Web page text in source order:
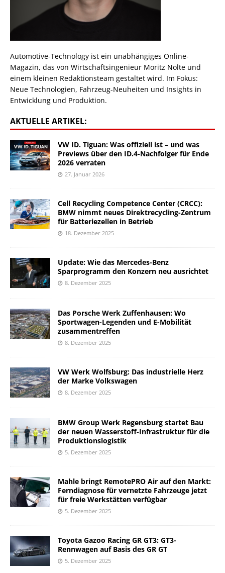
Automotive-Technology ist ein unabhängiges Online-
Magazin, das von Wirtschaftsingenieur Moritz Nolte und
einem kleinen Redaktionsteam gestaltet wird. Im Fokus:
Neue Technologien, Fahrzeug-Neuheiten und Insights in
Entwicklung und Produktion.
AKTUELLE ARTIKEL:
VW ID. Tiguan: Was offiziell ist – und was
Previews über den ID.4-Nachfolger für Ende
2026 verraten
27. Januar 2026
Cell Recycling Competence Center (CRCC):
BMW nimmt neues Direktrecycling-Zentrum
für Batteriezellen in Betrieb
18. Dezember 2025
Update: Wie das Mercedes-Benz
Sparprogramm den Konzern neu ausrichtet
8. Dezember 2025
Das Porsche Werk Zuffenhausen: Wo
Sportwagen-Legenden und E-Mobilität
zusammentreffen
8. Dezember 2025
VW Werk Wolfsburg: Das industrielle Herz
der Marke Volkswagen
8. Dezember 2025
BMW Group Werk Regensburg startet Bau
der neuen Wasserstoff-Infrastruktur für die
Produktionslogistik
5. Dezember 2025
Mahle bringt RemotePRO Air auf den Markt:
Ferndiagnose für vernetzte Fahrzeuge jetzt
für freie Werkstätten verfügbar
5. Dezember 2025
Toyota Gazoo Racing GR GT3: GT3-
Rennwagen auf Basis des GR GT
5. Dezember 2025